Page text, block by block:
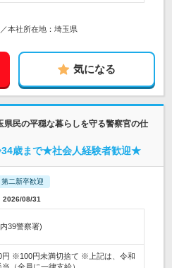
本社所在地：埼玉県
気になる
民の平穏な暮らしを守る警察官の仕
34歳まで★社会人経験者歓迎★
第二新卒歓迎
2026/08/31
39警察署)
円 ※100円未満切捨て ※上記は、令和